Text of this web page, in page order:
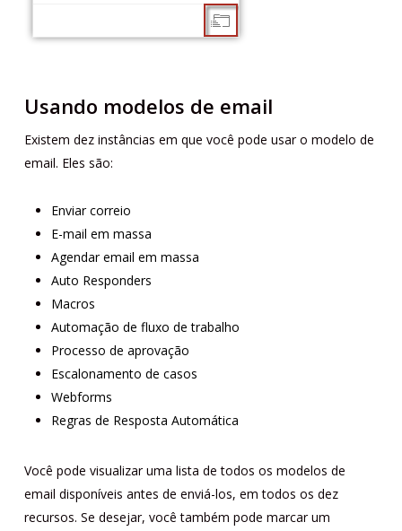
Usando modelos de email
Existem dez instâncias em que você pode usar o modelo de
email. Eles são:
Enviar correio
E-mail em massa
Agendar email em massa
Auto Responders
Macros
Automação de fluxo de trabalho
Processo de aprovação
Escalonamento de casos
Webforms
Regras de Resposta Automática
Você pode visualizar uma lista de todos os modelos de
email disponíveis antes de enviá-los, em todos os dez
recursos. Se desejar, você também pode marcar um